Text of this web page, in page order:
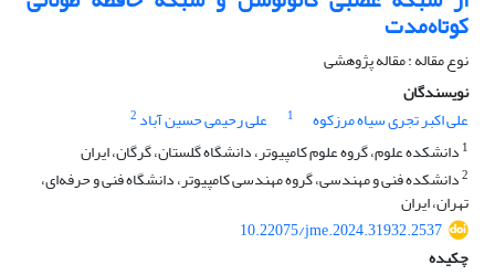
کوتاه‌مدت
نوع مقاله : مقاله پژوهشی
نویسندگان
علی اکبر تجری سیاه مرزکوه
1 علی رحیمی حسین آباد 2
1 دانشکده علوم، گروه علوم کامپیوتر، دانشگاه گلستان، گرگان، ایران
2دانشکده فنی و مهندسی، گروه مهندسی کامپیوتر، دانشگاه فنی و حرفه‌ای،
تهران، ایران
10.22075/jme.2024.31932.2537
چکیده